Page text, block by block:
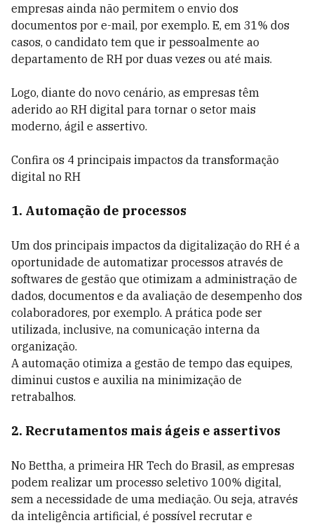
empresas ainda não permitem o envio dos
documentos por e-mail, por exemplo. E, em 31% dos
casos, o candidato tem que ir pessoalmente ao
departamento de RH por duas vezes ou até mais.
Logo, diante do novo cenário, as empresas têm
aderido ao RH digital para tornar o setor mais
moderno, ágil e assertivo.
Confira os 4 principais impactos da transformação
digital no RH
1. Automação de processos
Um dos principais impactos da digitalização do RH é a
oportunidade de automatizar processos através de
softwares de gestão que otimizam a administração de
dados, documentos e da avaliação de desempenho dos
colaboradores, por exemplo. A prática pode ser
utilizada, inclusive, na comunicação interna da
organização.
A automação otimiza a gestão de tempo das equipes,
diminui custos e auxilia na minimização de
retrabalhos.
2. Recrutamentos mais ágeis e assertivos
No Bettha, a primeira HR Tech do Brasil, as empresas
podem realizar um processo seletivo 100% digital,
sem a necessidade de uma mediação. Ou seja, através
da inteligência artificial, é possível recrutar e